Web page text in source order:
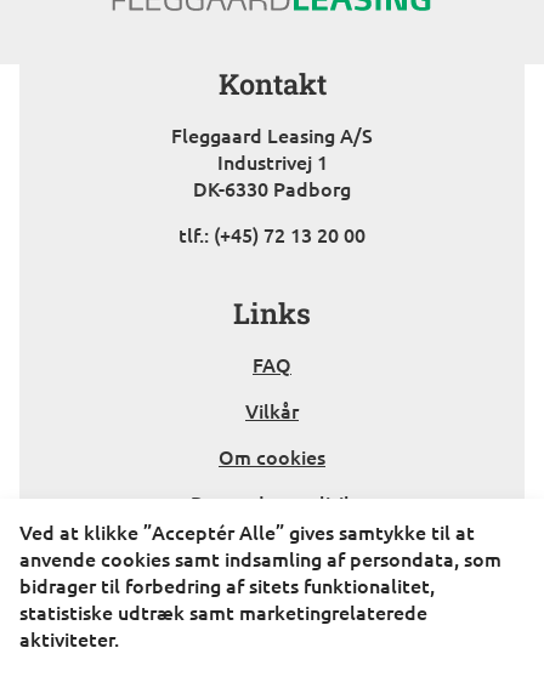
Kontakt
Fleggaard Leasing A/S
Industrivej 1
DK-6330 Padborg
tlf.: (+45) 72 13 20 00
Kontakt
Links
FAQ
Vilkår
Om cookies
Persondatapolitik
Åbningstider
Mandag - torsdag: kl. 08.30 – 16.00
Ved at klikke ”Acceptér Alle” gives samtykke til at
anvende cookies samt indsamling af persondata, som
bidrager til forbedring af sitets funktionalitet,
statistiske udtræk samt marketingrelaterede
aktiviteter.